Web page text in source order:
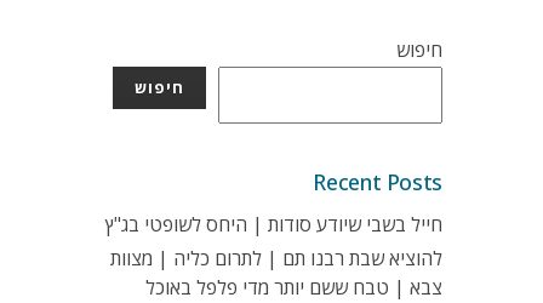
חיפוש
חיפוש
Recent Posts
חייל בשבי שיודע סודות | היחס לשופטי בג"ץ
להוציא שבת רבנו תם | לתרום כליה | מצוות
צבא | טבח ששם יותר מדי פלפל באוכל